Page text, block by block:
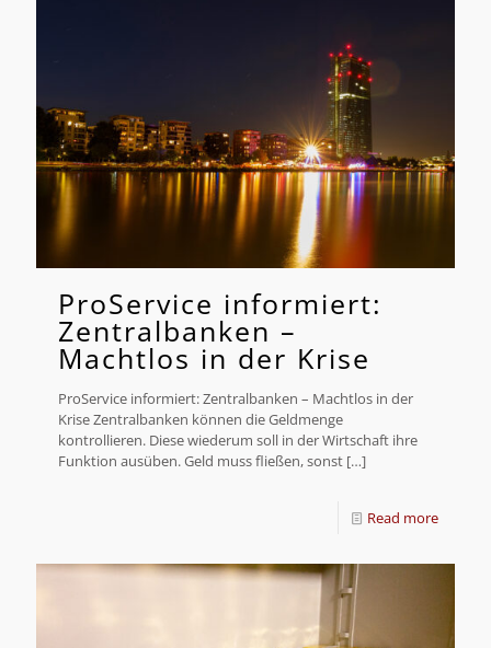
ProService informiert:
Zentralbanken –
Machtlos in der Krise
ProService informiert: Zentralbanken – Machtlos in der
Krise Zentralbanken können die Geldmenge
kontrollieren. Diese wiederum soll in der Wirtschaft ihre
Funktion ausüben. Geld muss fließen, sonst […]
Read more